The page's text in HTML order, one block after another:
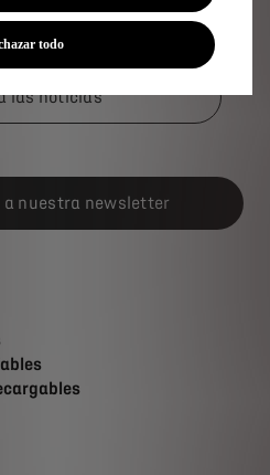
las noticias
a nuestra newsletter
todo